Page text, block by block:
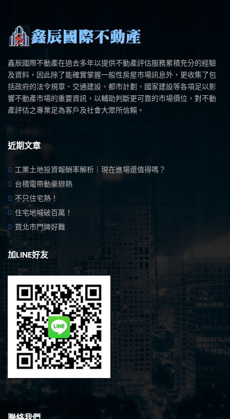
鑫辰國際不動產在過去多年以提供不動產評估服務累積充分的經驗
及資料，因此除了能確實掌握一般性房屋市場訊息外，更收集了包
括政府的法令規章、交通建設、都市計劃、國家建設等各項足以影
響不動產市場的重要資訊，以輔助判斷更可靠的市場價位，對不動
產評估之專業足為客戶及社會大眾所信賴。
近期文章
工業土地投資報酬率解析｜現在進場還值得嗎？
台積電帶動豪辦熱
不只住宅熱！
住宅地喊破百萬！
買北市門牌好難
加LINE好友